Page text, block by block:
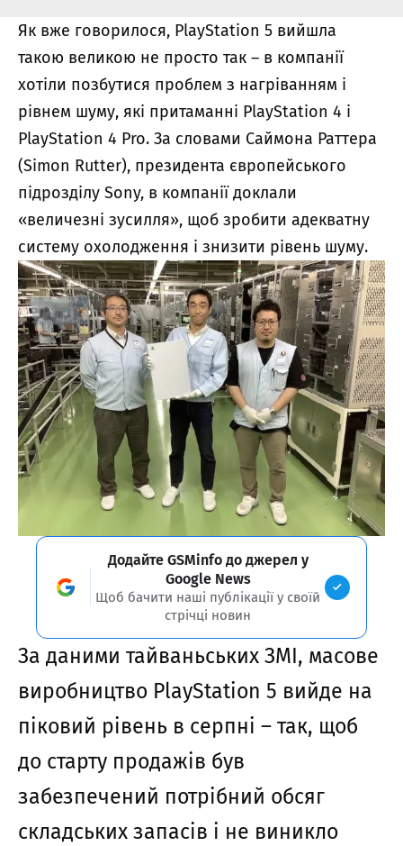
Як вже говорилося, PlayStation 5 вийшла
такою великою не просто так – в компанії
хотіли позбутися проблем з нагріванням і
рівнем шуму, які притаманні PlayStation 4 і
PlayStation 4 Pro. За словами Саймона Раттера
(Simon Rutter), президента європейського
підрозділу Sony, в компанії доклали
«величезні зусилля», щоб зробити адекватну
систему охолодження і знизити рівень шуму.
Додайте GSMinfo до джерел у
Google News
Щоб бачити наші публікації у своїй
стрічці новин
За даними тайваньських ЗМІ, масове
виробництво PlayStation 5 вийде на
піковий рівень в серпні – так, щоб
до старту продажів був
забезпечений потрібний обсяг
складських запасів і не виникло